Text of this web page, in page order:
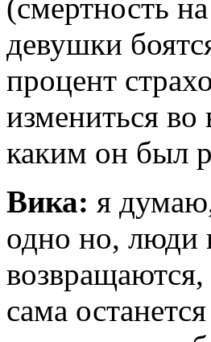
(смертность
девушки
процент
измениться
каким он был
Вика: я
одно но, люди
сама